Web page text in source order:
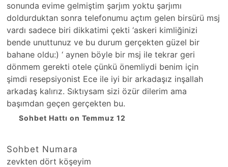
sonunda evime gelmiştim şarjım yoktu şarjımı
doldurduktan sonra telefonumu açtım gelen birsürü msj
vardı sadece biri dikkatimi çekti ‘askeri kimliğinizi
bende unuttunuz ve bu durum gerçekten güzel bir
bahane oldu:) ‘ aynen böyle bir msj ile tekrar geri
dönmem gerekti otele çünkü önemliydi benim için
şimdi resepsiyonist Ece ile iyi bir arkadaşız inşallah
arkadaş kalırız. Sıktıysam sizi özür dilerim ama
başımdan geçen gerçekten bu.
Sohbet Hattı on Temmuz 12
Sohbet Numara
zevkten dört köşeyim